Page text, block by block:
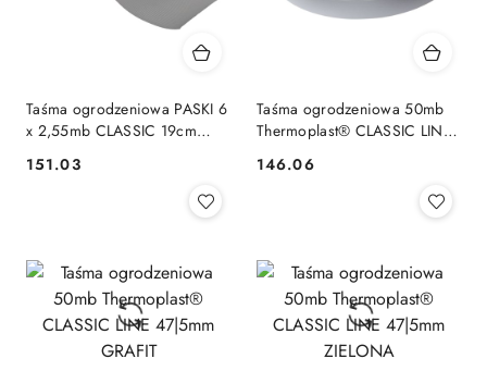
Taśma ogrodzeniowa PASKI 6
x 2,55mb CLASSIC 19cm
klipsów GRATIS
Cena:
151.03
Taśma ogrodzeniowa 50mb
Thermoplast® CLASSIC LINE
Cena:
146.06